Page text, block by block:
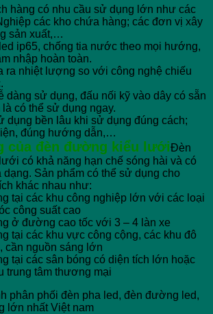
hàng có nhu cầu sử dụng lớn như các
các kho chứa hàng; các đơn vị xây
sản xuất,…
ip65, chống tia nước theo mọi hướng,
nhập hoàn toàn.
ra nhiệt lượng so với công nghệ chiếu
dàng sử dụng, đấu nối kỹ vào dây có sẵn
có thể sử dụng ngay.
dụng bền lâu khi sử dụng đúng cách;
đúng hướng dẫn,…
của đèn đường kiểu lướiĐèn
có khả năng hạn chế sóng hài và có
dạng. Sản phẩm có thể sử dụng cho
khác nhau như:
tại các khu công nghiệp lớn với các loại
công suất cao
ở đường cao tốc với 3 – 4 làn xe
tại các khu vực công cộng, các khu đô
cần nguồn sáng lớn
tại các sân bóng có diện tích lớn hoặc
trung tâm thương mại
phân phối đèn pha led, đèn đường led,
lớn nhất Việt nam